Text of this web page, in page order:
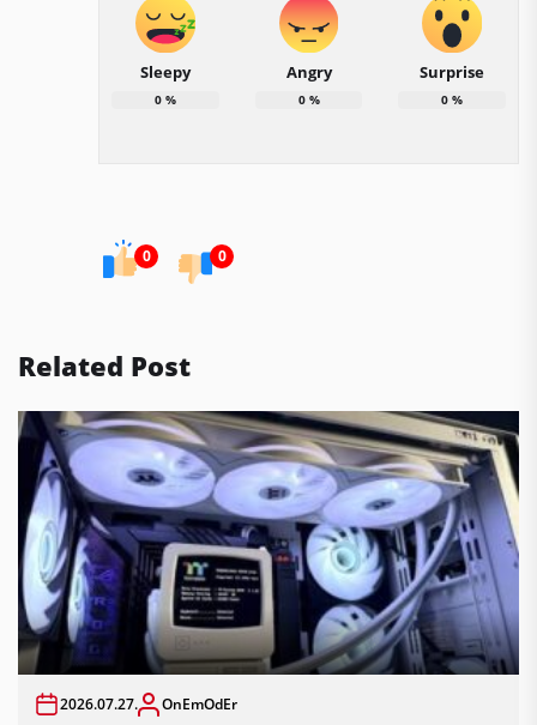
Sleepy
0%
Angry
0%
Surprise
0 %
0 0
Related Post
2026.07.27. OnEmOdEr